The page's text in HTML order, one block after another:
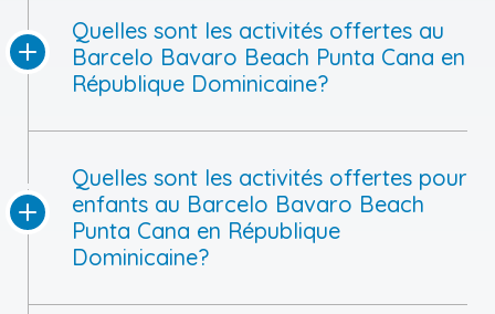
Quelles sont les activités offertes au
Barcelo Bavaro Beach Punta Cana en
République Dominicaine?
Quelles sont les activités offertes pour
enfants au Barcelo Bavaro Beach
Punta Cana en République
Dominicaine?